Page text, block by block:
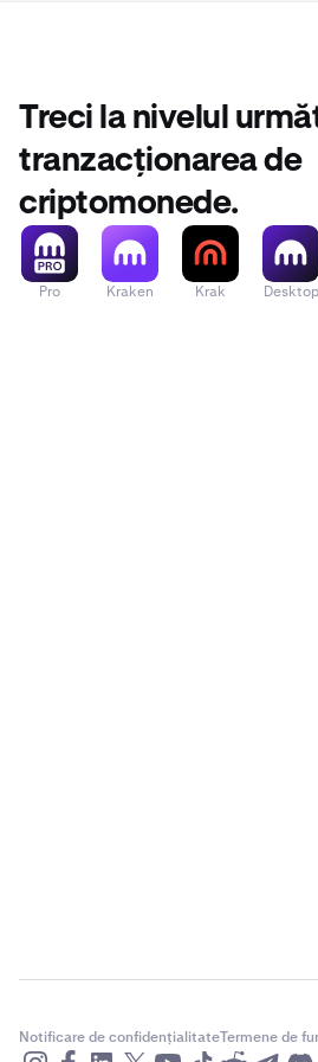
Treci la nivelul
tranzacționarea de
criptomonede.
Pro Kraken Krak Desktop
Notificare de confidențialitateTermene de